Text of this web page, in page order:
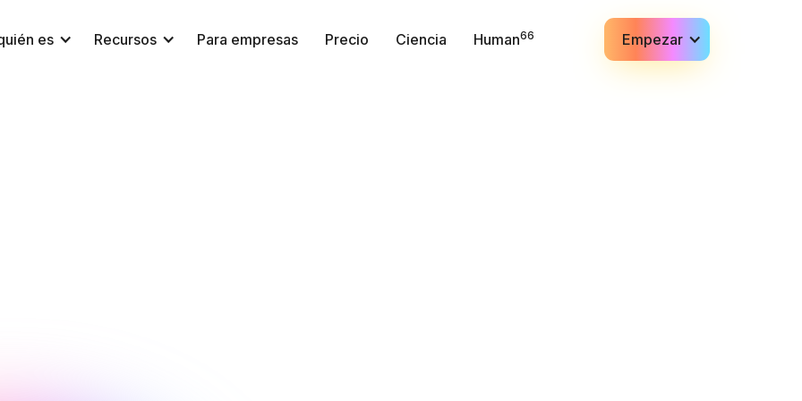
es Recursos Para empresas Precio Ciencia Human66 Empezar